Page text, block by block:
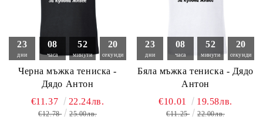
23
дни
08
часа
52
минути
18
секунди
Черна мъжка тениска -
Дядо Антон
€11.37 22.24лв.
€12.78 25.00лв.
23
дни
08
часа
52
минути
18
секунди
Бяла мъжка тениска - Дядо
Антон
€10.01 19.58лв.
€11.25 22.00лв.